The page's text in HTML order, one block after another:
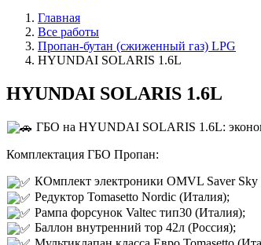
Главная
Все работы
Пропан-бутан (сжиженный газ) LPG
HYUNDAI SOLARIS 1.6L
HYUNDAI SOLARIS 1.6L
ГБО на HYUNDAI SOLARIS 1.6L:
Комплектация ГБО Пропан:
КОмплект электроники OMVL Saver Sky
Редуктор Tomasetto Nordic (Италия);
Рампа форсунок Valtec тип30 (Италия);
Баллон внутренний тор 42л (Россия);